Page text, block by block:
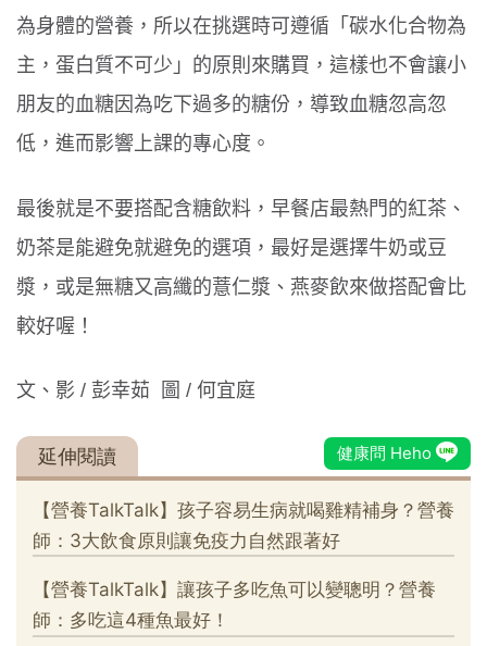
為身體的營養，所以在挑選時可遵循「碳水化合物為
主，蛋白質不可少」的原則來購買，這樣也不會讓小
朋友的血糖因為吃下過多的糖份，導致血糖忽高忽
低，進而影響上課的專心度。
最後就是不要搭配含糖飲料，早餐店最熱門的紅茶、
奶茶是能避免就避免的選項，最好是選擇牛奶或豆
漿，或是無糖又高纖的薏仁漿、燕麥飲來做搭配會比
較好喔！
文、影 / 彭幸茹 圖 / 何宜庭